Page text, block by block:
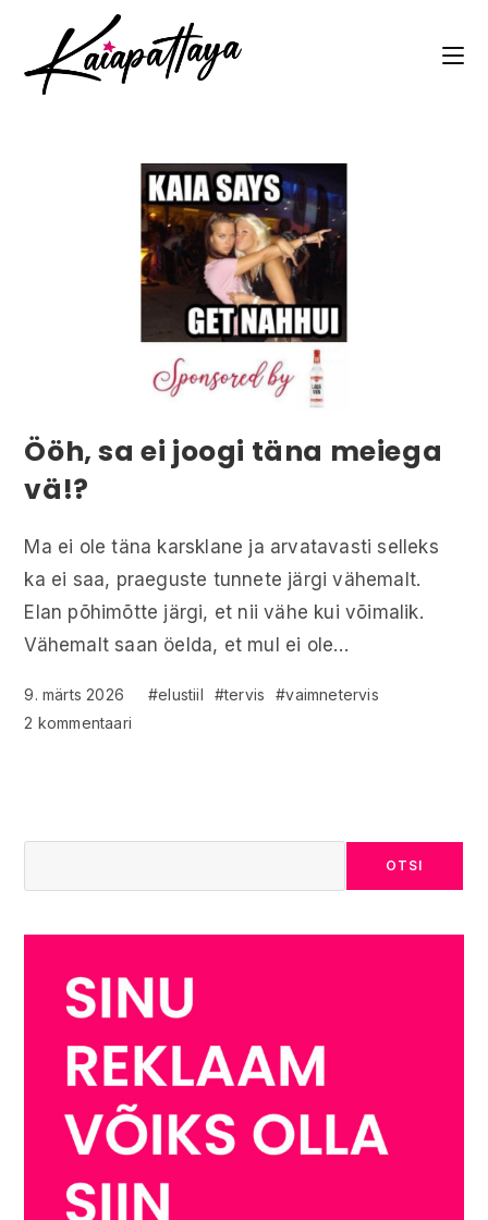
Ööh, sa ei joogi täna meiega
vä!?
Ma ei ole täna karsklane ja arvatavasti selleks
ka ei saa, praeguste tunnete järgi vähemalt.
Elan põhimõtte järgi, et nii vähe kui võimalik.
Vähemalt saan öelda, et mul ei ole…
9. märts 2026 #elustiil #tervis
#vaimnetervis
2 kommentaari
OTSI